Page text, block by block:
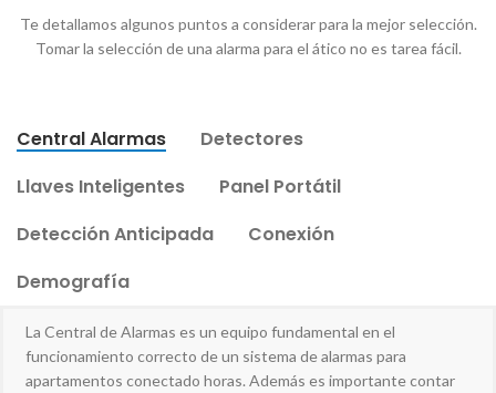
Te detallamos algunos puntos a considerar para la mejor selección.
Tomar la selección de una alarma para el ático no es tarea fácil.
Central Alarmas
Detectores
Llaves Inteligentes
Panel Portátil
Detección Anticipada
Conexión
Demografía
La Central de Alarmas es un equipo fundamental en el
funcionamiento correcto de un sistema de alarmas para
apartamentos conectado horas. Además es importante contar